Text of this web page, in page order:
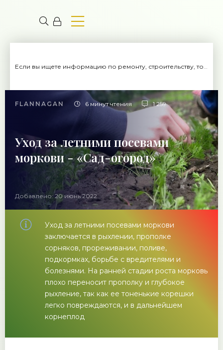
Если вы ищете информацию по ремонту, строительству, то вы попали на нужный сайт.
FLANNAGAN 6 минут чтения 1 259
Уход за летними посевами
моркови - «Сад-огород»
Добавлено: 20 июнь 2022
Уход за летними посевами моркови
заключается в рыхлении, прополке
сорняков, прореживании, поливе,
подкормках, борьбе с вредителями и
болезнями. На ранней стадии роста морковь
плохо переносит прополку и глубокое
рыхление, так как ее тоненькие корешки
легко повреждаются, и в дальнейшем
корнеплод